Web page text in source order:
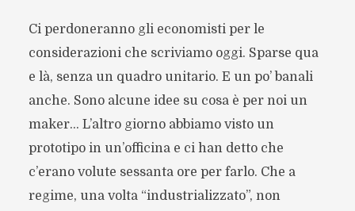
Ci perdoneranno gli economisti per le
considerazioni che scriviamo oggi. Sparse qua
e là, senza un quadro unitario. E un po’ banali
anche. Sono alcune idee su cosa è per noi un
maker… L’altro giorno abbiamo visto un
prototipo in un’officina e ci han detto che
c’erano volute sessanta ore per farlo. Che a
regime, una volta “industrializzato”, non